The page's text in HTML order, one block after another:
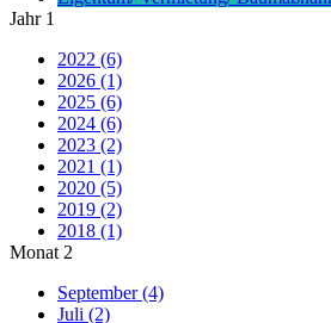
Jahr 1
2022 (6)
2026 (1)
2025 (6)
2024 (6)
2023 (2)
2021 (1)
2020 (5)
2019 (2)
2018 (1)
Monat 2
September (4)
Juli (2)